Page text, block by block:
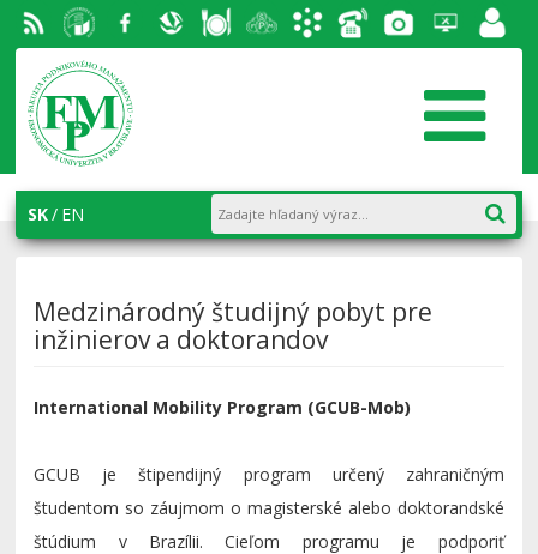
RSS EU v
Bratislave
Facebook
AiS2
portál
SK EN
Medzinárodný študijný pobyt pre
inžinierov a doktorandov
International Mobility Program (GCUB-Mob)
GCUB je štipendijný program určený zahraničným
študentom so záujmom o magisterské alebo doktorandské
štúdium v Brazílii. Cieľom programu je podporiť